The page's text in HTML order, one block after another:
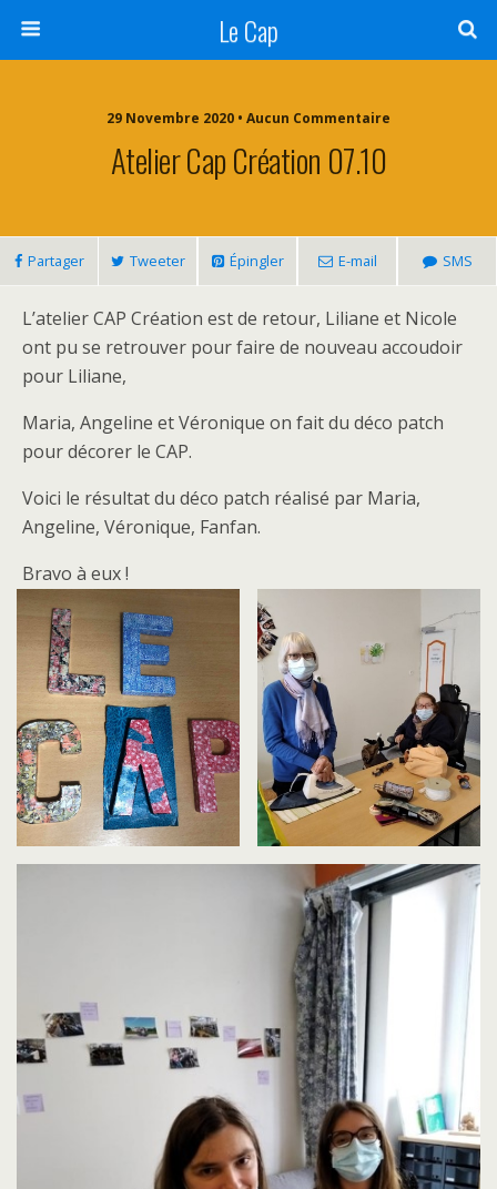
Le Cap
29 Novembre 2020 • Aucun Commentaire
Atelier Cap Création 07.10
Partager Tweeter Épingler E-mail SMS
L’atelier CAP Création est de retour, Liliane et Nicole
ont pu se retrouver pour faire de nouveau accoudoir
pour Liliane,
Maria, Angeline et Véronique on fait du déco patch
pour décorer le CAP.
Voici le résultat du déco patch réalisé par Maria,
Angeline, Véronique, Fanfan.
Bravo à eux !